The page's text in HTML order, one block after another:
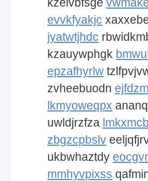
evvkfyakjc
jyatwtjhdc
kzauywphgk
epzafhyrlw
zvheebuodn
lkmyoweqpx
uwldjrzfza
zbgzcpbslv
ukbwhaztdy
mmhyvpixss